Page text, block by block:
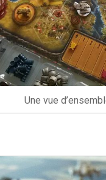
Une vue